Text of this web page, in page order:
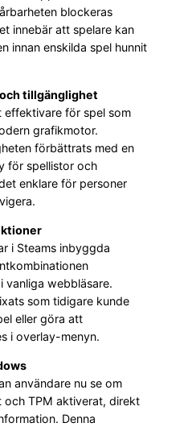
blockeras
innebär att spelare kan
innan enskilda spel hunnit
tillgänglighet
effektivare för spel som
grafikmotor.
förbättrats med en
för spellistor och
enklare för personer
i Steams inbyggda
vanliga webbläsare.
som tidigare kunde
eller göra att
i overlay-menyn.
användare nu se om
och TPM aktiverat, direkt
Denna